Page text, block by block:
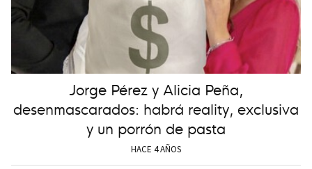
Jorge Pérez y Alicia Peña,
desenmascarados: habrá reality, exclusiva
y un porrón de pasta
HACE 4 AÑOS